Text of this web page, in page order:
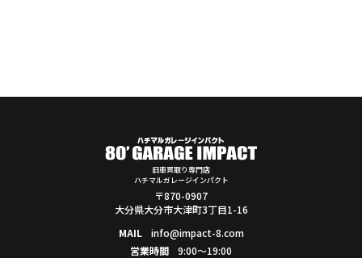
旧車買取り専門店
ハチマルガレージインパクト
〒870-0907
大分県大分市大津町3丁目1-16
MAIL
info@impact-8.com
営業時間
9:00～19:00